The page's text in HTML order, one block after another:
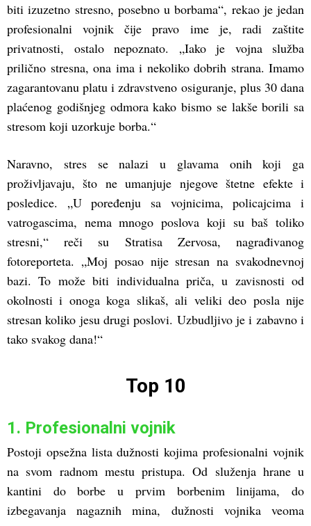
biti izuzetno stresno, posebno u borbama“, rekao je jedan
profesionalni vojnik čije pravo ime je, radi zaštite
privatnosti, ostalo nepoznato. „Iako je vojna služba
prilično stresna, ona ima i nekoliko dobrih strana. Imamo
zagarantovanu platu i zdravstveno osiguranje, plus 30 dana
plaćenog godišnjeg odmora kako bismo se lakše borili sa
stresom koji uzorkuje borba.“
Naravno, stres se nalazi u glavama onih koji ga
proživljavaju, što ne umanjuje njegove štetne efekte i
posledice. „U poređenju sa vojnicima, policajcima i
vatrogascima, nema mnogo poslova koji su baš toliko
stresni,“ reči su Stratisa Zervosa, nagrađivanog
fotoreporteta. „Moj posao nije stresan na svakodnevnoj
bazi. To može biti individualna priča, u zavisnosti od
okolnosti i onoga koga slikaš, ali veliki deo posla nije
stresan koliko jesu drugi poslovi. Uzbudljivo je i zabavno i
tako svakog dana!“
Top 10
1. Profesionalni vojnik
Postoji opsežna lista dužnosti kojima profesionalni vojnik
na svom radnom mestu pristupa. Od služenja hrane u
kantini do borbe u prvim borbenim linijama, do
izbegavanja nagaznih mina, dužnosti vojnika veoma